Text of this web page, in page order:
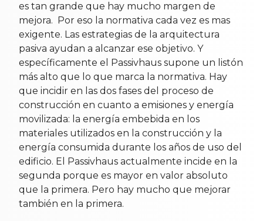
es tan grande que hay mucho margen de
mejora. Por eso la normativa cada vez es mas
exigente. Las estrategias de la arquitectura
pasiva ayudan a alcanzar ese objetivo. Y
específicamente el Passivhaus supone un listón
más alto que lo que marca la normativa. Hay
que incidir en las dos fases del proceso de
construcción en cuanto a emisiones y energía
movilizada: la energía embebida en los
materiales utilizados en la construcción y la
energía consumida durante los años de uso del
edificio. El Passivhaus actualmente incide en la
segunda porque es mayor en valor absoluto
que la primera. Pero hay mucho que mejorar
también en la primera.